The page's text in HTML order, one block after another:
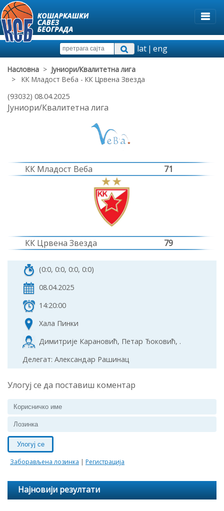
lat|eng
Насловна > Јуниори/Квалитетна лига
> КК Младост Веба - КК Црвена Звезда
(93032) 08.04.2025
Јуниори/Квалитетна лига
КК Младост Веба 71
КК Црвена Звезда 79
(0:0, 0:0, 0:0, 0:0)
08.04.2025
14:20:00
Хала Пинки
Димитрије Карановић, Петар Ђоковић, .
Делегат: Александар Рашинац
Улогуј се да поставиш коментар
Улогуј се
Заборављена лозинка | Регистрација
Најновији резултати